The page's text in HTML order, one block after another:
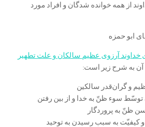
از همه خوانده شدگان و افراد مورد
ابو حمزه
خداوند آرزوی عظیم سالکان و علت تطهیر
آن به شرح زیر است:
و گران‌قدر سالکین
سوء ظنّ به خدا و از بین رفتن
ظنّ به پروردگار
و کیفیّت به سبب رسیدن به توحید